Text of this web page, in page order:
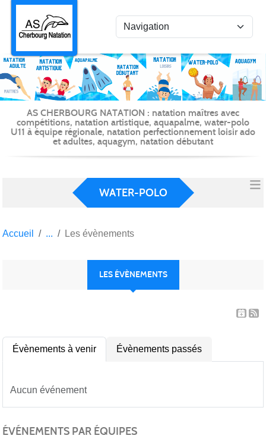
AS CHERBOURG NATATION : natation maîtres avec
compétitions, natation artistique, aquapalme, water-polo
U11 à équipe régionale, natation perfectionnement loisir ado
et adultes, aquagym, natation débutant
WATER-POLO
Accueil Les évènements
LES ÉVÈNEMENTS
Évènements à venir Évènements passés
Aucun événement
ÉVÉNEMENTS PAR ÉQUIPES
Panneau de gestion des cookies